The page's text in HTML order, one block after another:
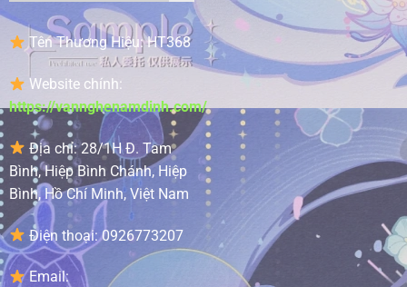
Tên Thương Hiệu: HT368
Website chính:
https://vannghenamdinh.com/
Địa chỉ:28/1H Đ. Tam
Bình, Hiệp Bình Chánh, Hiệp
Bình, Hồ Chí Minh, Việt Nam
Điện thoại:0926773207
Email: